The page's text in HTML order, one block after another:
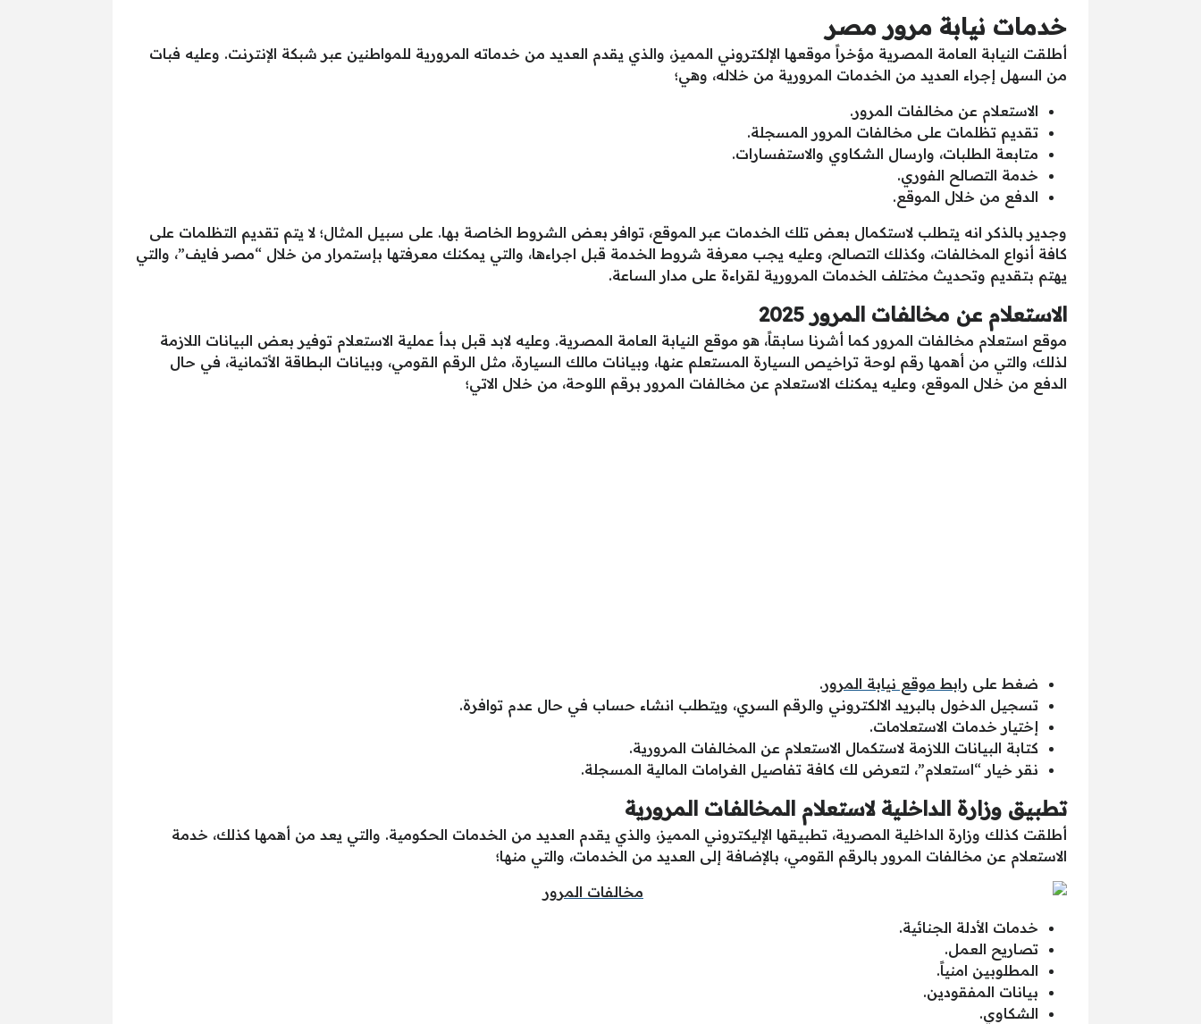
خدمات نيابة مرور مصر
أطلقت النيابة العامة المصرية مؤخراً موقعها الإلكتروني المميز، والذي يقدم العديد من خدماته المرورية للمواطنين عبر شبكة الإنترنت. وعليه فبات
من السهل إجراء العديد من الخدمات المرورية من خلاله، وهي؛
الاستعلام عن مخالفات المرور.
تقديم تظلمات على مخالفات المرور المسجلة.
متابعة الطلبات، وارسال الشكاوي والاستفسارات.
خدمة التصالح الفوري.
الدفع من خلال الموقع.
وجدير بالذكر انه يتطلب لاستكمال بعض تلك الخدمات عبر الموقع، توافر بعض الشروط الخاصة بها. على سبيل المثال؛ لا يتم تقديم التظلمات على
كافة أنواع المخالفات، وكذلك التصالح، وعليه يجب معرفة شروط الخدمة قبل اجراءها، والتي يمكنك معرفتها بإستمرار من خلال “مصر فايف”، والتي
يهتم بتقديم وتحديث مختلف الخدمات المرورية لقراءة على مدار الساعة.
الاستعلام عن مخالفات المرور 2025
موقع استعلام مخالفات المرور كما أشرنا سابقاً، هو موقع النيابة العامة المصرية. وعليه لابد قبل بدأ عملية الاستعلام توفير بعض البيانات اللازمة
لذلك، والتي من أهمها رقم لوحة تراخيص السيارة المستعلم عنها، وبيانات مالك السيارة، مثل الرقم القومي، وبيانات البطاقة الأتمانية، في حال
الدفع من خلال الموقع، وعليه يمكنك الاستعلام عن مخالفات المرور برقم اللوحة، من خلال الاتي؛
ضغط على رابط موقع نيابة المرور.
تسجيل الدخول بالبريد الالكتروني والرقم السري، ويتطلب انشاء حساب في حال عدم توافرة.
إختيار خدمات الاستعلامات.
كتابة البيانات اللازمة لاستكمال الاستعلام عن المخالفات المرورية.
نقر خيار “استعلام”، لتعرض لك كافة تفاصيل الغرامات المالية المسجلة.
تطبيق وزارة الداخلية لاستعلام المخالفات المرورية
أطلقت كذلك وزارة الداخلية المصرية، تطبيقها الإليكتروني المميز، والذي يقدم العديد من الخدمات الحكومية. والتي يعد من أهمها كذلك، خدمة
الاستعلام عن مخالفات المرور بالرقم القومي، بالإضافة إلى العديد من الخدمات، والتي منها؛
خدمات الأدلة الجنائية.
تصاريح العمل.
المطلوبين امنياً.
بيانات المفقودين.
الشكاوي.